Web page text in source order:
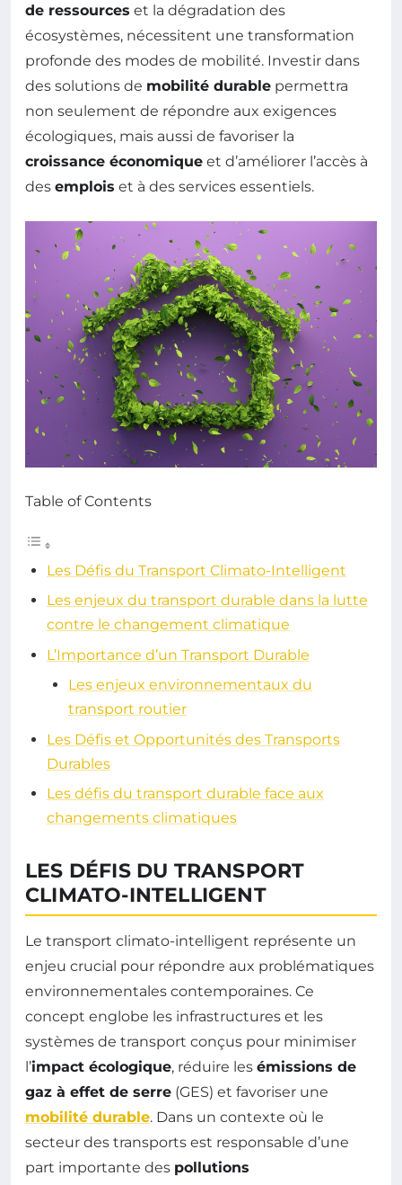
de ressources et la dégradation des
écosystèmes, nécessitent une transformation
profonde des modes de mobilité. Investir dans
des solutions de mobilité durable permettra
non seulement de répondre aux exigences
écologiques, mais aussi de favoriser la
croissance économique et d’améliorer l’accès à
des emplois et à des services essentiels.
Table of Contents
Les Défis du Transport Climato-Intelligent
Les enjeux du transport durable dans la lutte
contre le changement climatique
L’Importance d’un Transport Durable
Les enjeux environnementaux du
transport routier
Les Défis et Opportunités des Transports
Durables
Les défis du transport durable face aux
changements climatiques
LES DÉFIS DU TRANSPORT
CLIMATO-INTELLIGENT
Le transport climato-intelligent représente un
enjeu crucial pour répondre aux problématiques
environnementales contemporaines. Ce
concept englobe les infrastructures et les
systèmes de transport conçus pour minimiser
l’impact écologique, réduire les émissions de
gaz à effet de serre (GES) et favoriser une
mobilité durable. Dans un contexte où le
secteur des transports est responsable d’une
part importante des pollutions